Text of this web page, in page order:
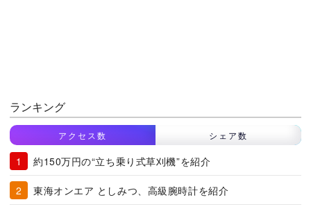
ランキング
アクセス数 シェア数
約150万円の“立ち乗り式草刈機”を紹介
東海オンエア としみつ、高級腕時計を紹介